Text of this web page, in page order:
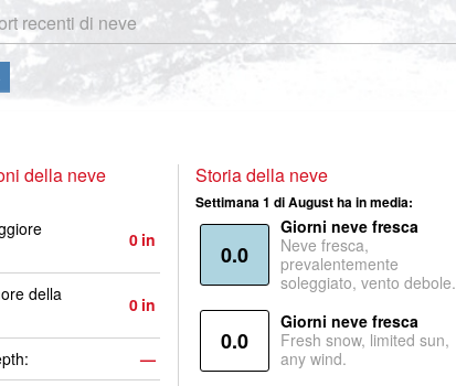
recenti di neve
della neve
0 in
della
0 in
—
Storia della neve
Settimana 1 di August ha in media:
0.0
Giorni neve fresca
Neve fresca,
prevalentemente
soleggiato, vento debole.
0.0
Giorni neve fresca
Fresh snow, limited sun,
any wind.